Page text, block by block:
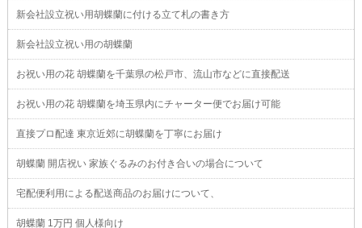
新会社設立祝い用胡蝶蘭に付ける立て札の書き方
新会社設立祝い用の胡蝶蘭
お祝い用の花 胡蝶蘭を千葉県の松戸市、流山市などに直接配送
お祝い用の花 胡蝶蘭を埼玉県内にチャーター便でお届け可能
直接プロ配達 東京近郊に胡蝶蘭を丁寧にお届け
胡蝶蘭 開店祝い 家族ぐるみのお付き合いの場合について
宅配便利用による配送商品のお届けについて、
胡蝶蘭 1万円 個人様向け